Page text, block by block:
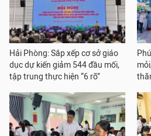
Hải Phòng: Sắp xếp cơ sở giáo
dục dự kiến giảm 544 đầu mối,
tập trung thực hiện “6 rõ”